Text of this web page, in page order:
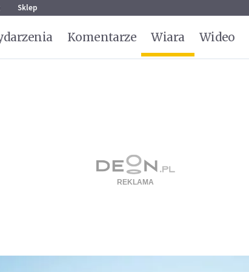
Sklep
Komentarze Wiara Wideo